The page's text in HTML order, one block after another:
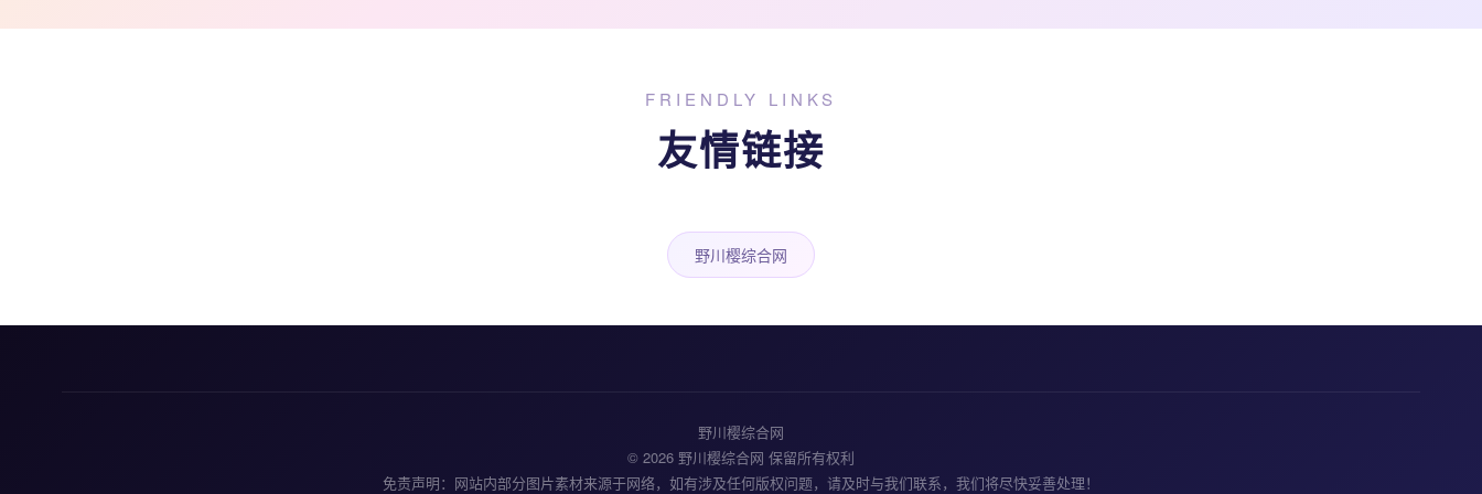
FRIENDLY LINKS
友情链接
野川樱综合网
野川樱综合网
© 2026 野川樱综合网 保留所有权利
免责声明：网站内部分图片素材来源于网络，如有涉及任何版权问题，请及时与我们联系，我们将尽快妥善处理！